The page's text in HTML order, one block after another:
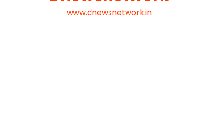
www.dnewsnetwork.in